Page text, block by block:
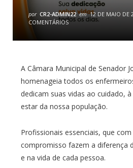
por CR2-ADMIN22 em 12 DE MAIO DE
COMENTÁRIOS
A Câmara Municipal de Senador
homenageia todos os
dedicam suas vidas ao cuidado,
estar da nossa população.
Profissionais essenciais, que
compromisso fazem a diferença
e na vida de cada pessoa.